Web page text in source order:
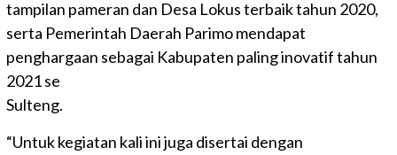
tampilan pameran dan Desa Lokus terbaik tahun 2020,
serta Pemerintah Daerah Parimo mendapat
penghargaan sebagai Kabupaten paling inovatif tahun
2021 se
Sulteng.
“Untuk kegiatan kali ini juga disertai dengan